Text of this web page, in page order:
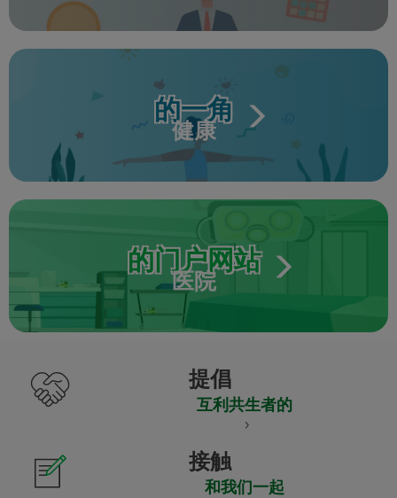
的一角
健康
的门户网站
医院
提倡
互利共生者的
接触
和我们一起